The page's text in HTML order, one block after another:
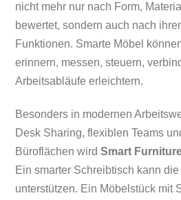
nicht mehr nur nach Form,
bewertet, sondern auch nach
Funktionen. Smarte Möbel
erinnern, messen, steuern,
Arbeitsabläufe erleichtern.
Besonders in modernen
Desk Sharing, flexiblen Teams
Büroflächen wirdSmart
Ein smarter Schreibtisch kann
unterstützen. Ein Möbelstück mit